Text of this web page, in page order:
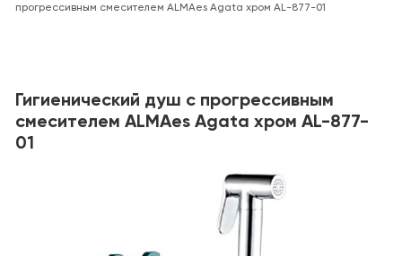
прогрессивным смесителем ALMAes Agata хром AL-877-01
Гигиенический душ с прогрессивным
смесителем ALMAes Agata хром AL-877-
01